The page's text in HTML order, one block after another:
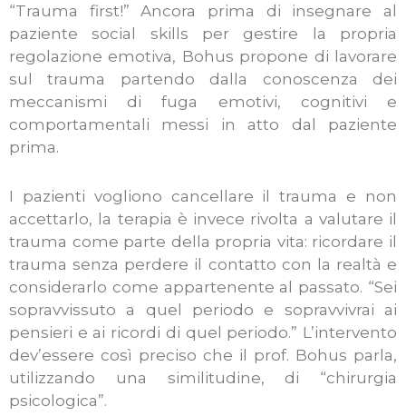
“Trauma first!” Ancora prima di insegnare al
paziente social skills per gestire la propria
regolazione emotiva, Bohus propone di lavorare
sul trauma partendo dalla conoscenza dei
meccanismi di fuga emotivi, cognitivi e
comportamentali messi in atto dal paziente
prima.
I pazienti vogliono cancellare il trauma e non
accettarlo, la terapia è invece rivolta a valutare il
trauma come parte della propria vita: ricordare il
trauma senza perdere il contatto con la realtà e
considerarlo come appartenente al passato. “Sei
sopravvissuto a quel periodo e sopravvivrai ai
pensieri e ai ricordi di quel periodo.” L’intervento
dev’essere così preciso che il prof. Bohus parla,
utilizzando una similitudine, di “chirurgia
psicologica”.